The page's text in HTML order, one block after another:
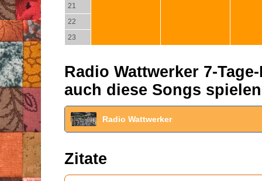
21
22
23
Radio Wattwerker 7-
auch diese Songs spielen
Radio Wattwerker
Zitate